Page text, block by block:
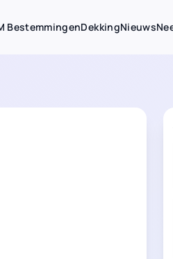
BestemmingenDekkingNieuws